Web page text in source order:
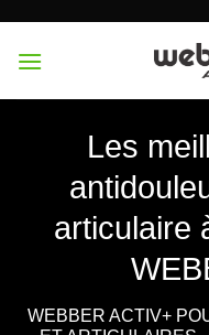
content
Les
articulaire
WEBBER ACTIV+